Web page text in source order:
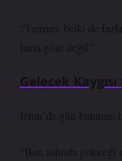
“Tamam, belki de
bana göre değil.”
Gelecek
İzmir’de gün
“Ben aslında